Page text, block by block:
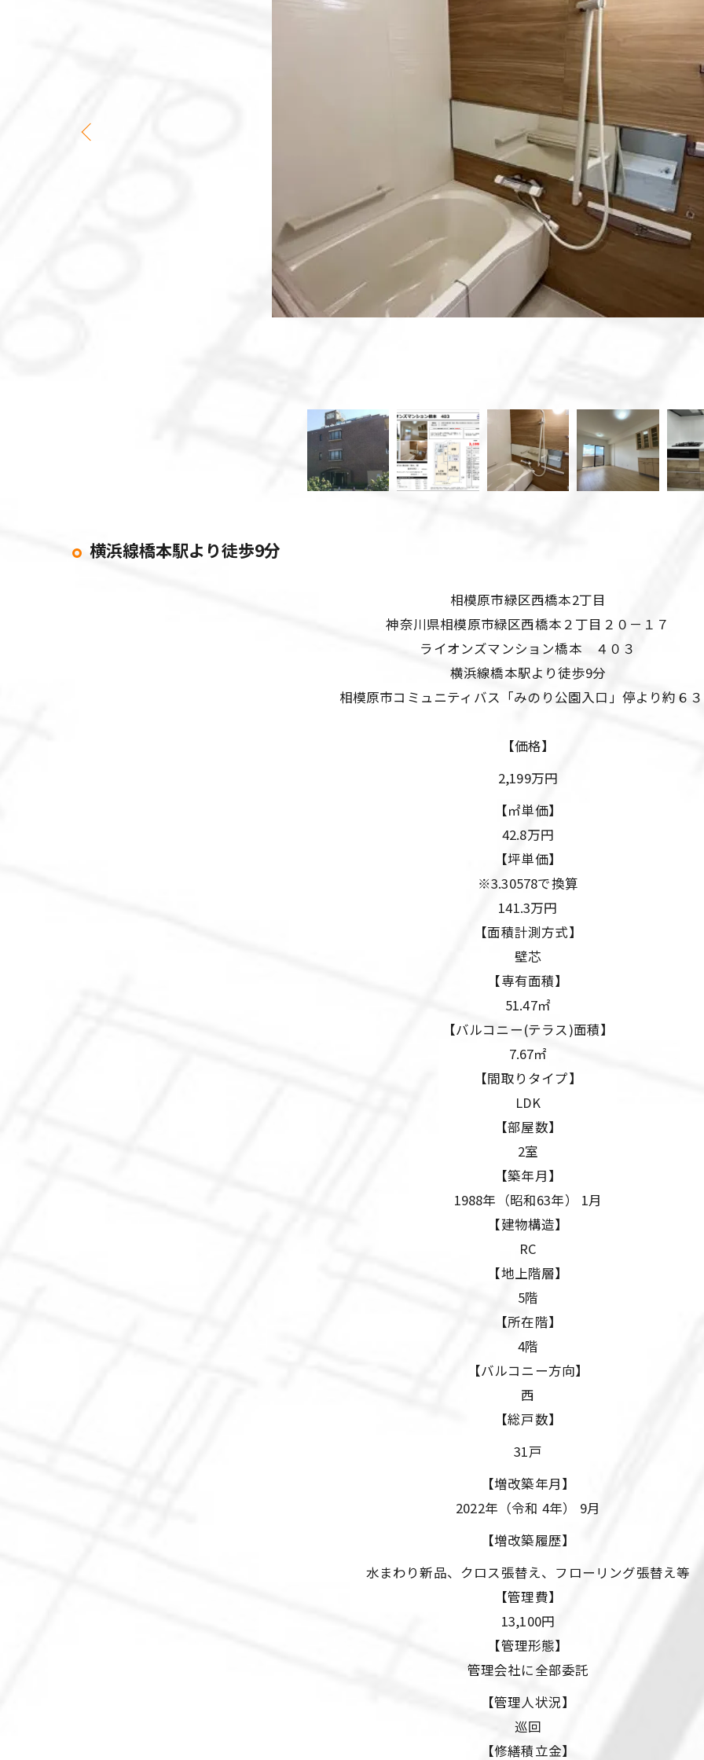
横浜線橋本駅より徒歩9分
相模原市緑区西橋本2丁目
神奈川県相模原市緑区西橋本２丁目２０－１７
ライオンズマンション橋本 ４０３
横浜線橋本駅より徒歩9分
相模原市コミュニティバス「みのり公園入口」停より約６
【価格】
2,199万円
【㎡単価】
42.8万円
【坪単価】
※3.30578で換算
141.3万円
【面積計測方式】
壁芯
【専有面積】
51.47㎡
【バルコニー(テラス)面積】
7.67㎡
【間取りタイプ】
LDK
【部屋数】
2室
【築年月】
1988年（昭和63年） 1月
【建物構造】
RC
【地上階層】
5階
【所在階】
4階
【バルコニー方向】
西
【総戸数】
31戸
【増改築年月】
2022年（令和 4年） 9月
【増改築履歴】
水まわり新品、クロス張替え、フローリング張替え等
【管理費】
13,100円
【管理形態】
管理会社に全部委託
【管理人状況】
巡回
【修繕積立金】